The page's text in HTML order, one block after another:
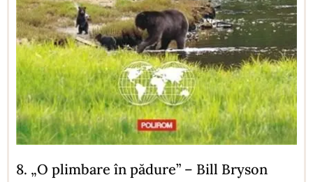
8. „O plimbare în pădure” – Bill Bryson